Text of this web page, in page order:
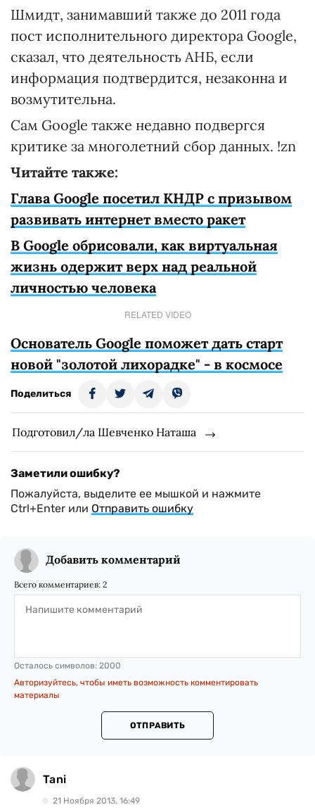
Шмидт, занимавший также до 2011 года
пост исполнительного директора Google,
сказал, что деятельность АНБ, если
информация подтвердится, незаконна и
возмутительна.
Сам Google также недавно подвергся
критике за многолетний сбор данных. !zn
Читайте также:
Глава Google посетил КНДР с призывом
развивать интернет вместо ракет
В Google обрисовали, как виртуальная
жизнь одержит верх над реальной
личностью человека
RELATED VIDEO
Основатель Google поможет дать старт
новой "золотой лихорадке" - в космосе
Поделиться
Подготовил/ла Шевченко Наташа
Заметили ошибку?
Пожалуйста, выделите ее мышкой и нажмите
Ctrl+Enter или Отправить ошибку
Добавить комментарий
Всего комментариев: 2
Осталось символов: 2000
Авторизуйтесь, чтобы иметь возможность комментировать
материалы
ОТПРАВИТЬ
Tani
21 Ноября 2013, 16:49